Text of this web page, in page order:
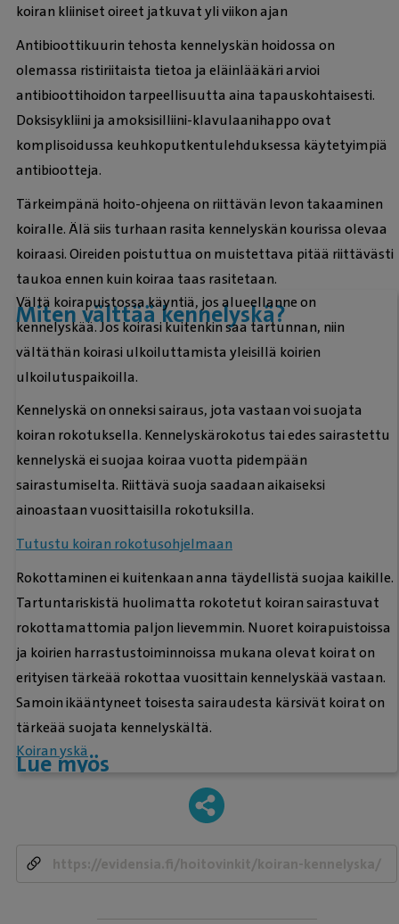
koiran kliiniset oireet jatkuvat yli viikon ajan
Antibioottikuurin tehosta kennelyskän hoidossa on
olemassa ristiriitaista tietoa ja eläinlääkäri arvioi
antibioottihoidon tarpeellisuutta aina tapauskohtaisesti.
Doksisykliini ja amoksisilliini-klavulaanihappo ovat
komplisoidussa keuhkoputkentulehduksessa käytetyimpiä
antibiootteja.
Tärkeimpänä hoito-ohjeena on riittävän levon takaaminen
koiralle. Älä siis turhaan rasita kennelyskän kourissa olevaa
koiraasi. Oireiden poistuttua on muistettava pitää riittävästi
taukoa ennen kuin koiraa taas rasitetaan.
Miten välttää kennelyskä?
Vältä koirapuistossa käyntiä, jos alueellanne on
kennelyskää. Jos koirasi kuitenkin saa tartunnan, niin
vältäthän koirasi ulkoiluttamista yleisillä koirien
ulkoilutuspaikoilla.
Kennelyskä on onneksi sairaus, jota vastaan voi suojata
koiran rokotuksella. Kennelyskärokotus tai edes sairastettu
kennelyskä ei suojaa koiraa vuotta pidempään
sairastumiselta. Riittävä suoja saadaan aikaiseksi
ainoastaan vuosittaisilla rokotuksilla.
Tutustu koiran rokotusohjelmaan
Rokottaminen ei kuitenkaan anna täydellistä suojaa kaikille.
Tartuntariskistä huolimatta rokotetut koiran sairastuvat
rokottamattomia paljon lievemmin. Nuoret koirapuistoissa
ja koirien harrastustoiminnoissa mukana olevat koirat on
erityisen tärkeää rokottaa vuosittain kennelyskää vastaan.
Samoin ikääntyneet toisesta sairaudesta kärsivät koirat on
tärkeää suojata kennelyskältä.
Lue myös
Koiran yskä
-